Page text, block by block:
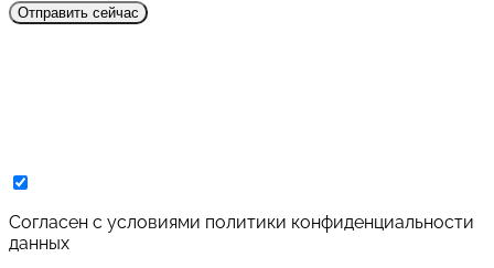
Отправить сейчас
Cогласен с условиями политики конфиденциальности
данных